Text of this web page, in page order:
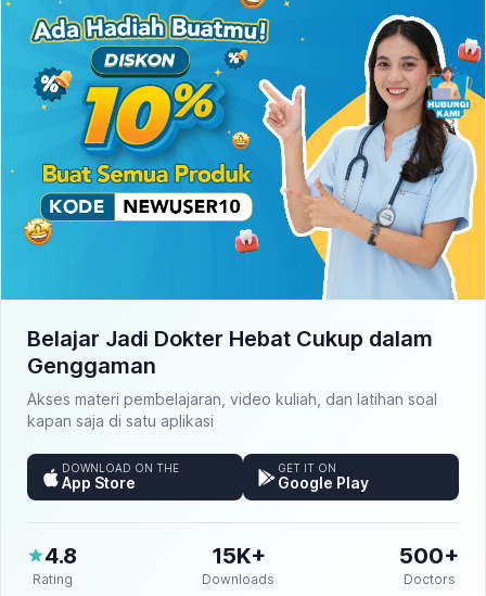
Belajar Jadi Dokter Hebat Cukup dalam
Genggaman
Akses materi pembelajaran, video kuliah, dan latihan soal
kapan saja di satu aplikasi
DOWNLOAD ON THE
App Store
GET IT ON
Google Play
4.8
Rating
15K+
Downloads
500+
Doctors